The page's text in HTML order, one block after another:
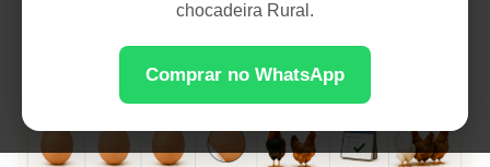
chocadeira Rural.
Comprar no WhatsApp